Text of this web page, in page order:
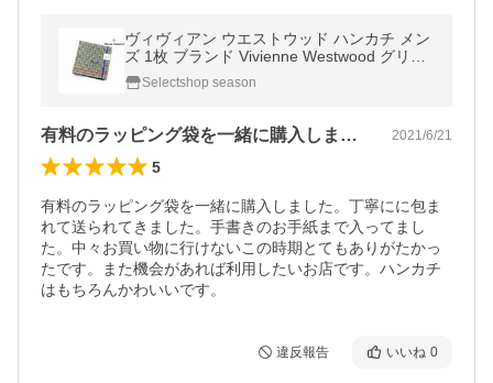
ヴィヴィアン ウエストウッド ハンカチ メン
ズ 1枚 ブランド Vivienne Westwood グリー
ン チェック オーブ 男性 紳士
Selectshop season
有料のラッピング袋を一緒に購入しました… 2021/6/21
5
有料のラッピング袋を一緒に購入しました。丁寧にに包ま
れて送られてきました。手書きのお手紙まで入ってまし
た。中々お買い物に行けないこの時期とてもありがたかっ
たです。また機会があれば利用したいお店です。ハンカチ
はもちろんかわいいです。
違反報告 いいね 0